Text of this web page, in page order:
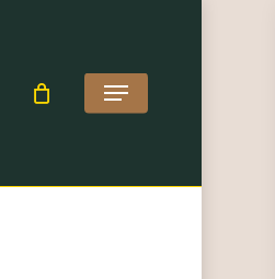
search Menu